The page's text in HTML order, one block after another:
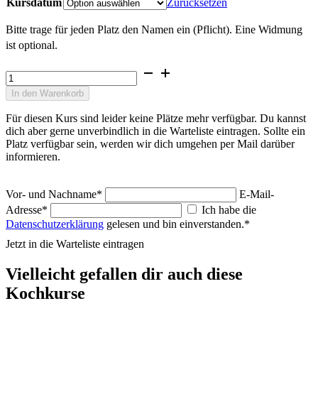
Kursdatum Zurücksetzen
Bitte trage für jeden Platz den Namen ein (Pflicht). Eine Widmung
ist optional.
Japanischer
Kochkurs
Aromen
Präzision
&
Technik
Menge
In den Warenkorb
Für diesen Kurs sind leider keine Plätze mehr verfügbar. Du kannst
dich aber gerne unverbindlich in die Warteliste eintragen. Sollte ein
Platz verfügbar sein, werden wir dich umgehen per Mail darüber
informieren.
Vor- und Nachname*
E-Mail-
Adresse*
Ich habe die
Datenschutzerklärung gelesen und bin einverstanden.*
Jetzt in die Warteliste eintragen
Vielleicht gefallen dir auch diese
Kochkurse